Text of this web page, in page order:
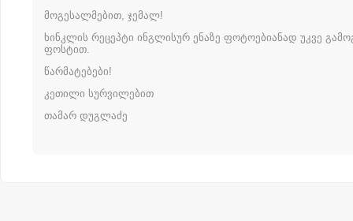
მოგესალმებით, ჯემალ!
ხინკლის რეცეპტი ინგლისურ ენაზე ფოტოებიანად უკვე
ფოსტით.
წარმატებები!
კეთილი სურვილებით
თამარ დუგლაძე